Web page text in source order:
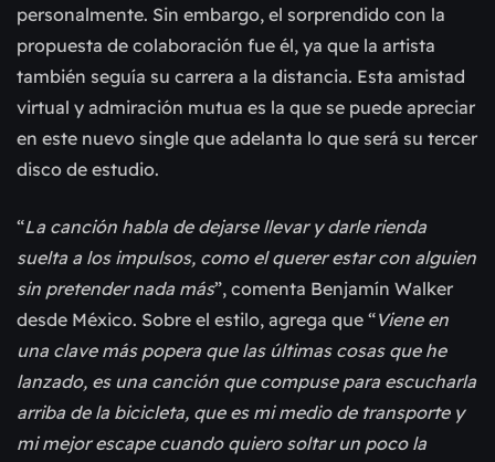
personalmente. Sin embargo, el sorprendido con la
propuesta de colaboración fue él, ya que la artista
también seguía su carrera a la distancia. Esta amistad
virtual y admiración mutua es la que se puede apreciar
en este nuevo single que adelanta lo que será su tercer
disco de estudio.
“La canción habla de dejarse llevar y darle rienda
suelta a los impulsos, como el querer estar con alguien
sin pretender nada más”, comenta Benjamín Walker
desde México. Sobre el estilo, agrega que “Viene en
una clave más popera que las últimas cosas que he
lanzado, es una canción que compuse para escucharla
arriba de la bicicleta, que es mi medio de transporte y
mi mejor escape cuando quiero soltar un poco la